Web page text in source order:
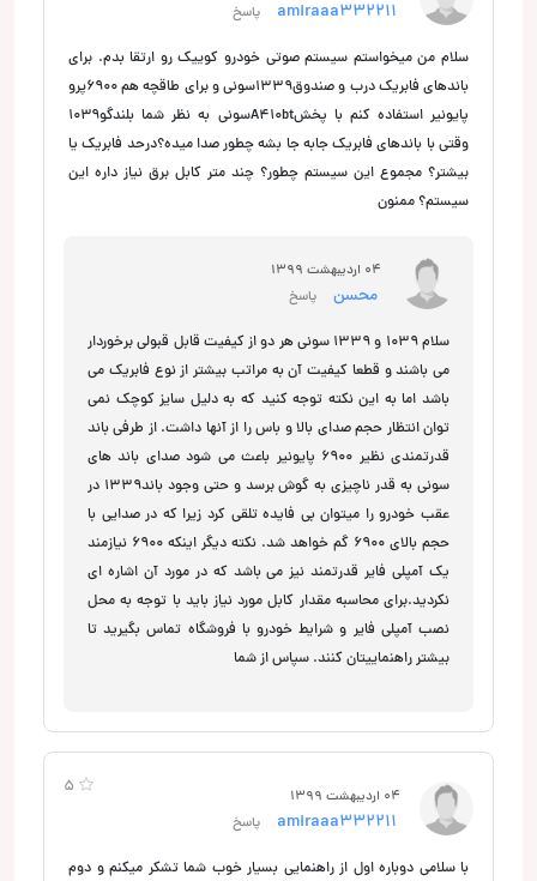
پاسخ
سلام من میخواستم سیستم صوتی خودرو کوییک رو ارتقا بدم. برای
باندهای فابریک درب و صندوق۱۳۳۹سونی و برای طاقچه هم ۶۹۰۰پرو
پایونیر استفاده کنم با پخشA410btسونی به نظر شما بلندگو۱۰۳۹
وقتی با باندهای فابریک جابه جا بشه چطور صدا میده؟درحد فابریک یا
بیشتر؟ مجموع این سیستم چطور؟ چند متر کابل برق نیاز داره این
سیستم؟ ممنون
04 اردیبهشت 1399
محسن پاسخ
سلام 1039 و 1339 سونی هر دو از کیفیت قابل قبولی برخوردار
می باشند و قطعا کیفیت آن به مراتب بیشتر از نوع فابریک می
باشد اما به این نکته توجه کنید که به دلیل سایز کوچک نمی
توان انتظار حجم صدای بالا و باس را از آنها داشت. از طرفی باند
قدرتمندی نظیر 6900 پایونیر باعث می شود صدای باند های
سونی به قدر ناچیزی به گوش برسد و حتی وجود باند1339 در
عقب خودرو را میتوان بی فایده تلقی کرد زیرا که در صدایی با
حجم بالای 6900 گم خواهد شد. نکته دیگر اینکه 6900 نیازمند
یک آمپلی فایر قدرتمند نیز می باشد که در مورد آن اشاره ای
نکردید.برای محاسبه مقدار کابل مورد نیاز باید با توجه به محل
نصب آمپلی فایر و شرایط خودرو با فروشگاه تماس بگیرید تا
بیشتر راهنماییتان کنند. سپاس از شما
5 04 اردیبهشت 1399
پاسخ
با سلامی دوباره اول از راهنمایی بسیار خوب شما تشکر میکنم و دوم